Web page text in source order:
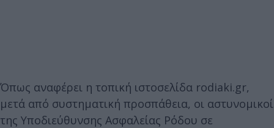
Όπως αναφέρει η τοπική ιστοσελίδα rodiaki.gr,
μετά από συστηματική προσπάθεια, οι αστυνομικοί
της Υποδιεύθυνσης Ασφαλείας Ρόδου σε